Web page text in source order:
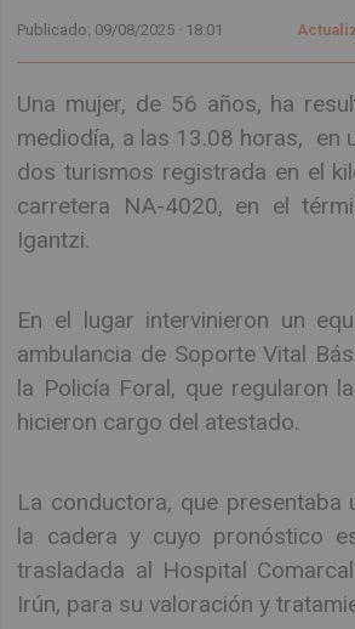
Publicado: 09/08/2025 · 18:01
Una mujer, de 56 años, ha
mediodía, a las 13.08 horas, en
dos turismos registrada en el
carretera NA-4020, en el
Igantzi.
En el lugar intervinieron un
ambulancia de Soporte Vital
la Policía Foral, que regularon
hicieron cargo del atestado.
La conductora, que presentaba
la cadera y cuyo pronóstico
trasladada al Hospital
Irún, para su valoración y